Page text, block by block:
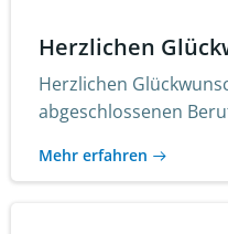
Herzlichen
Herzlichen
abgeschlossenen
Mehr erfahren